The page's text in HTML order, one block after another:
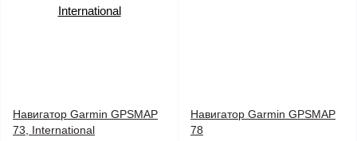
Навигатор Garmin GPSMAP
73, International
Навигатор Garmin GPSMAP
78